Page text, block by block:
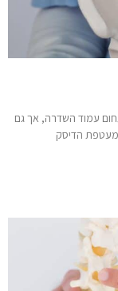
עמוד השדרה, אך גם
הדיסק